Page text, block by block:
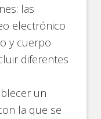
las
electrónico
y cuerpo
diferentes
un
la que se